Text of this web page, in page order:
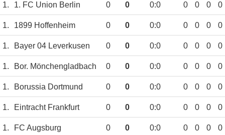
1. 1. FC Union Berlin 0 0 0:0 0 0 0 0
1. 1899 Hoffenheim 0 0 0:0 0 0 0 0
1. Bayer 04 Leverkusen 0 0 0:0 0 0 0 0
1. Bor. Mönchengladbach 0 0 0:0 0 0 0 0
1. Borussia Dortmund 0 0 0:0 0 0 0 0
1. Eintracht Frankfurt 0 0 0:0 0 0 0 0
1. FC Augsburg 0 0 0:0 0 0 0 0